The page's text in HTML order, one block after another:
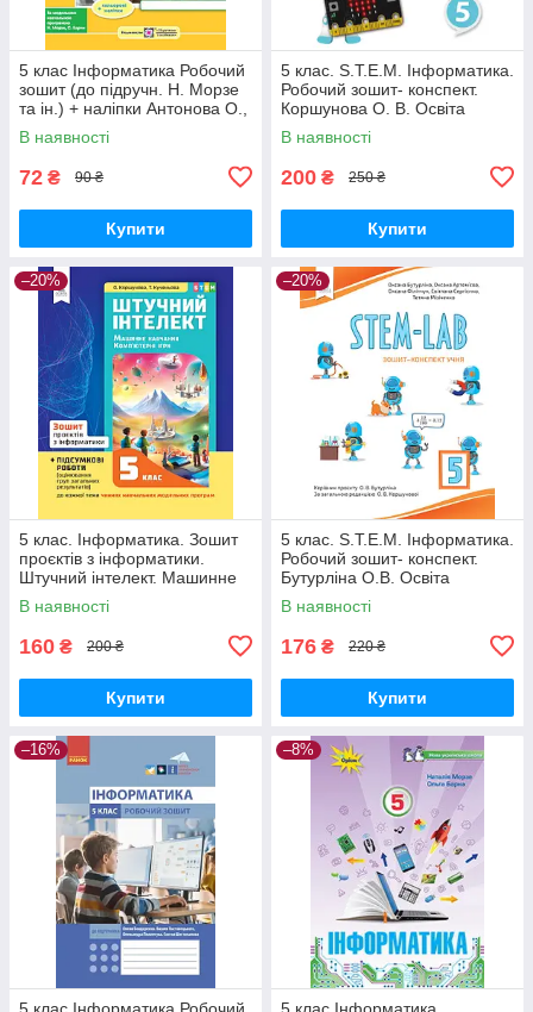
5 клас Інформатика Робочий
зошит (до підручн. Н. Морзе
та ін.) + наліпки Антонова О.,
Мартинюк С. ПіП
В наявності
72 ₴ 90 ₴
Купити
5 клас. S.T.E.M. Інформатика.
Робочий зошит- конспект.
Коршунова О. В. Освіта
В наявності
200 ₴ 250 ₴
Купити
–20%
5 клас. Інформатика. Зошит
проєктів з інформатики.
Штучний інтелект. Машинне
навчання. Комп’ютерні ігри.
Коршунова О.В. Освіта
В наявності
160 ₴ 200 ₴
Купити
–20%
5 клас. S.T.E.M. Інформатика.
Робочий зошит- конспект.
Бутурліна О.В. Освіта
В наявності
176 ₴ 220 ₴
Купити
–16% –8%